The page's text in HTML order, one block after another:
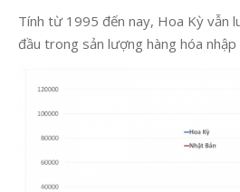
Tính từ 1995 đến nay, Hoa Kỳ vẫn
đầu trong sản lượng hàng hóa